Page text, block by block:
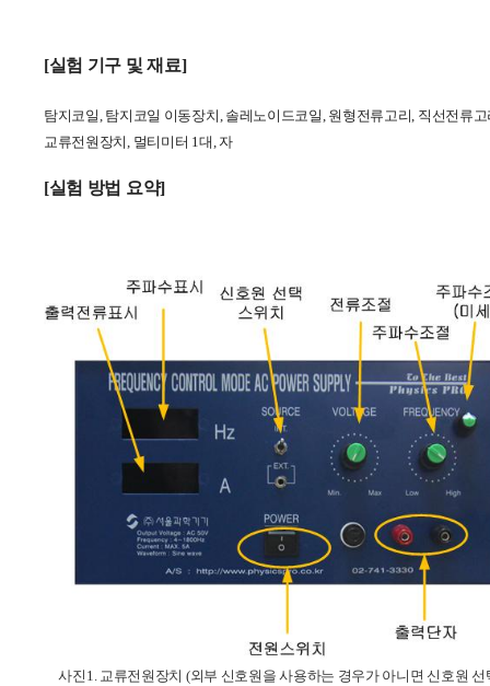
[실험 기구 및 재료]
탐지코일, 탐지코일 이동장치, 솔레노이드코일, 원형전류고리, 직선전류고
교류전원장치, 멀티미터 1대, 자
[실험 방법 요약]
사진1. 교류전원장치 (외부 신호원을 사용하는 경우가 아니면 신호원 선